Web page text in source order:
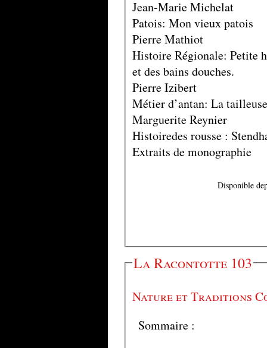
Jean-Marie Michelat
Patois: Mon vieux patois
Pierre Mathiot
Histoire Régionale: Petite
et des bains douches.
Pierre Izibert
Métier d’antan: La
Marguerite Reynier
Histoiredes rousse :
Extraits de monographie
Disponible
La Racontotte 103
Nature et Traditions
Sommaire :